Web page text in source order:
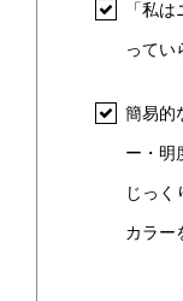
「私
ってい
簡易的
ー・明
じっく
カラー